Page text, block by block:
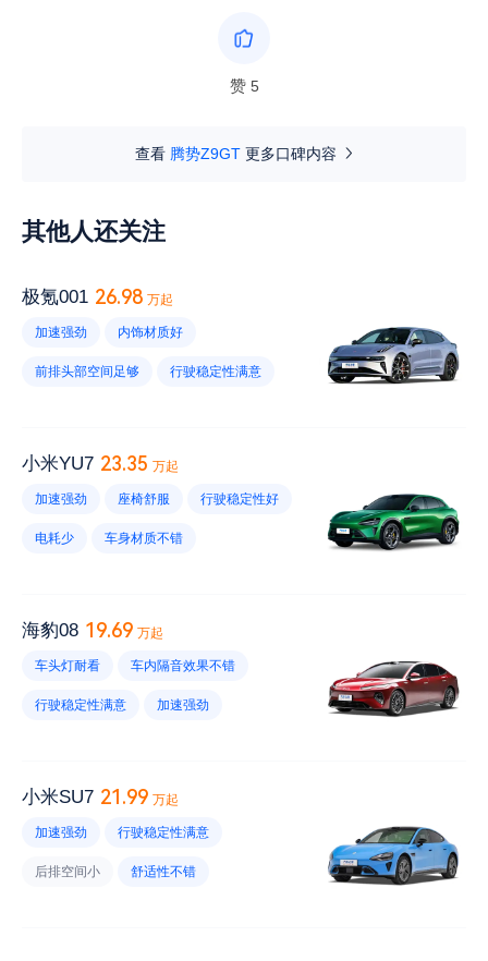
赞 5
查看 腾势Z9GT 更多口碑内容
其他人还关注
极氪001 26.98 万起
加速强劲 内饰材质好
前排头部空间足够 行驶稳定性满意
内饰异味大 前备厢空间小 胎噪大
后排头部空间小 把手设计不好
小米YU7 23.35 万起
加速强劲 座椅舒服 行驶稳定性好
电耗少 车身材质不错
风噪大 胎噪大 雨刷不灵敏
内饰易脏 优惠幅度小
海豹08 19.69 万起
车头灯耐看 车内隔音效果不错
行驶稳定性满意 加速强劲
后排头部空间小 没有座椅通风
内饰易脏 低速平顺性差
小米SU7 21.99 万起
加速强劲 行驶稳定性满意
后排空间小 舒适性不错